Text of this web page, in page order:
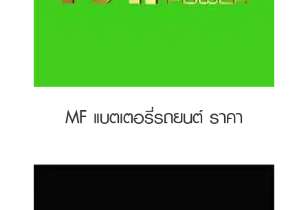
MF แบตเตอรี่รถยนต์ ราคา